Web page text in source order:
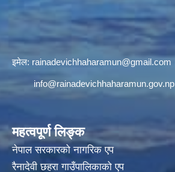
इमेल: rainadevichhaharamun@gmail.com
info@rainadevichhaharamun.gov.np
महत्वपूर्ण लिङ्क
नेपाल सरकारको नागरिक एप
रैनादेवी छहरा गाउँपालिकाको एप